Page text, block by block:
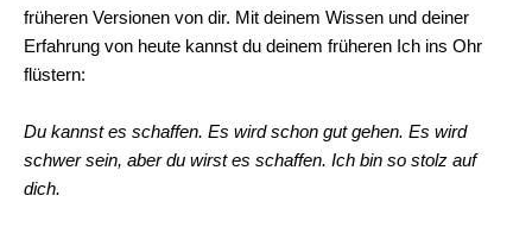
früheren Versionen von dir. Mit deinem Wissen und deiner
Erfahrung von heute kannst du deinem früheren Ich ins Ohr
flüstern:
Du kannst es schaffen. Es wird schon gut gehen. Es wird
schwer sein, aber du wirst es schaffen. Ich bin so stolz auf
dich.